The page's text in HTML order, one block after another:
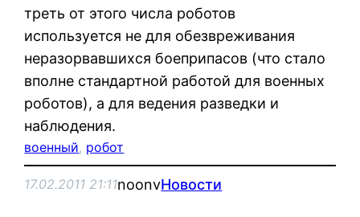
треть от этого числа роботов
используется не для обезвреживания
неразорвавшихся боеприпасов (что стало
вполне стандартной работой для военных
роботов), а для ведения разведки и
наблюдения.
военный, робот
17.02.2011 21:11noonvНовости